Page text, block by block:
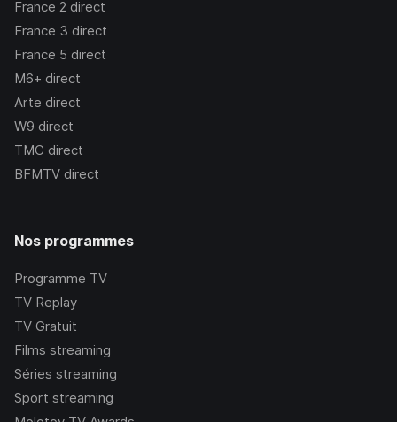
France 2 direct
France 3 direct
France 5 direct
M6+ direct
Arte direct
W9 direct
TMC direct
BFMTV direct
Nos programmes
Programme TV
TV Replay
TV Gratuit
Films streaming
Séries streaming
Sport streaming